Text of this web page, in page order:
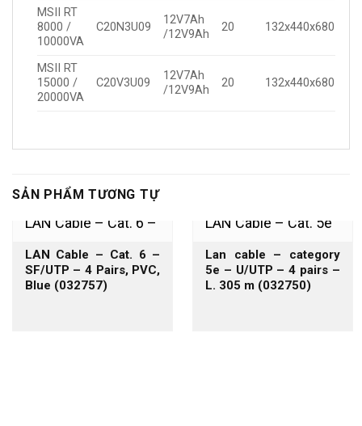
MSII RT
8000 /
10000VA
C20N3U09
12V7Ah
/12V9Ah
20 132x440x680
MSII RT
15000 /
20000VA
C20V3U09
12V7Ah
/12V9Ah
20 132x440x680
SẢN PHẨM TƯƠNG TỰ
LAN Cable – Cat. 6 –
SF/UTP – 4 Pairs,
LAN Cable – Cat. 6 –
SF/UTP – 4 Pairs, PVC,
Blue (032757)
LAN Cable – Cat. 5e
– U/UTP – 4 Pairs,
Lan cable – category
5e – U/UTP – 4 pairs –
L. 305 m (032750)